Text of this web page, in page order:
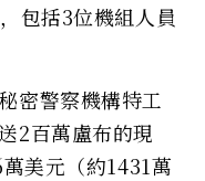
包括3位機組人員
密警察機構特工
2百萬盧布的現
美元（約1431萬